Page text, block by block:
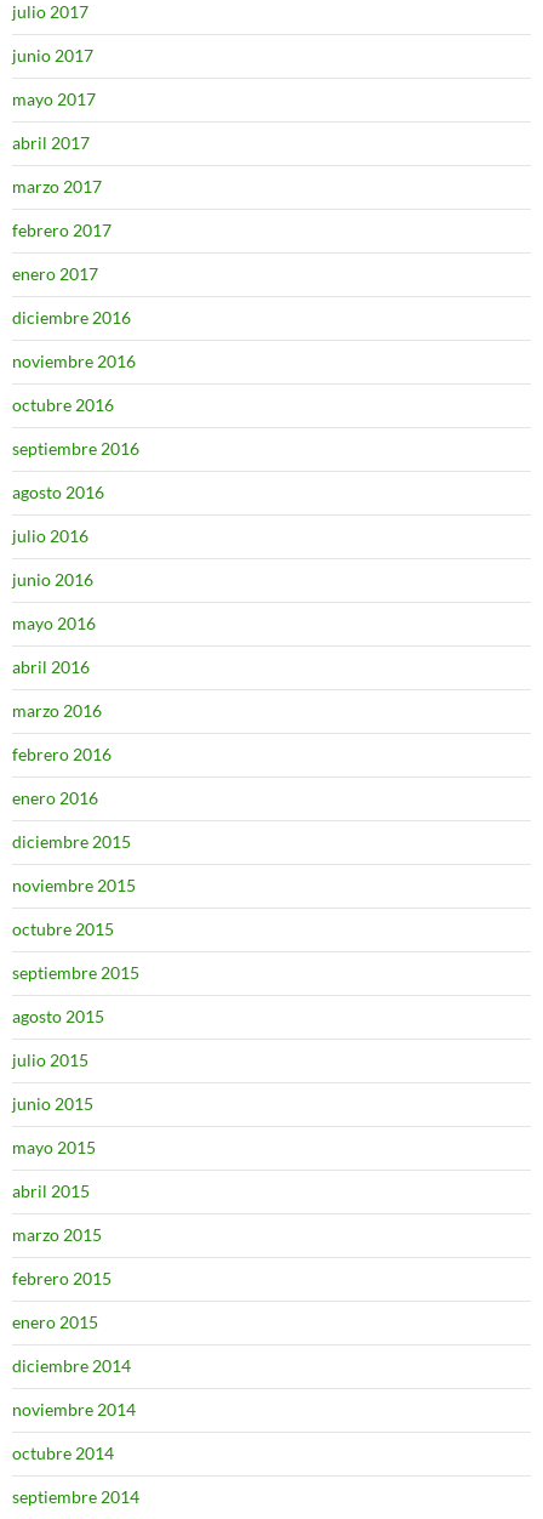
julio 2017
junio 2017
mayo 2017
abril 2017
marzo 2017
febrero 2017
enero 2017
diciembre 2016
noviembre 2016
octubre 2016
septiembre 2016
agosto 2016
julio 2016
junio 2016
mayo 2016
abril 2016
marzo 2016
febrero 2016
enero 2016
diciembre 2015
noviembre 2015
octubre 2015
septiembre 2015
agosto 2015
julio 2015
junio 2015
mayo 2015
abril 2015
marzo 2015
febrero 2015
enero 2015
diciembre 2014
noviembre 2014
octubre 2014
septiembre 2014